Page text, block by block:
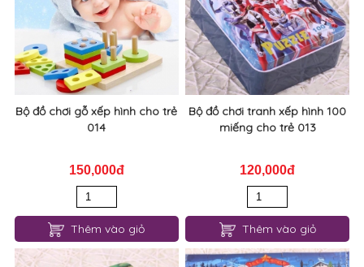
Bộ đồ chơi gỗ xếp hình cho trẻ
014
150,000đ
Thêm vào giỏ
Bộ đồ chơi tranh xếp hình 100
miếng cho trẻ 013
120,000đ
Thêm vào giỏ